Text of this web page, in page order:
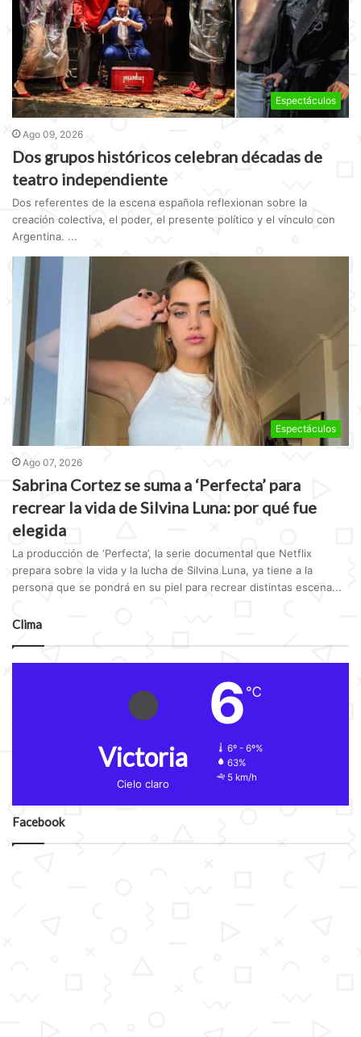
Espectáculos
Ago 09, 2026
Dos grupos históricos celebran décadas de
teatro independiente
Dos referentes de la escena española reflexionan sobre la
creación colectiva, el poder, el presente político y el vínculo con
Argentina. ...
Espectáculos
Ago 07, 2026
Sabrina Cortez se suma a ‘Perfecta’ para
recrear la vida de Silvina Luna: por qué fue
elegida
La producción de ‘Perfecta’, la serie documental que Netflix
prepara sobre la vida y la lucha de Silvina Luna, ya tiene a la
persona que se pondrá en su piel para recrear distintas escena...
Clima
Victoria
Cielo claro
6 ℃
6º - 6º%
63%
5 km/h
Facebook